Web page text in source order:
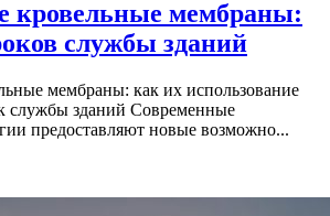
кровельные мембраны:
службы зданий
мембраны: как их использование
службы зданий Современные
предоставляют новые возможно...